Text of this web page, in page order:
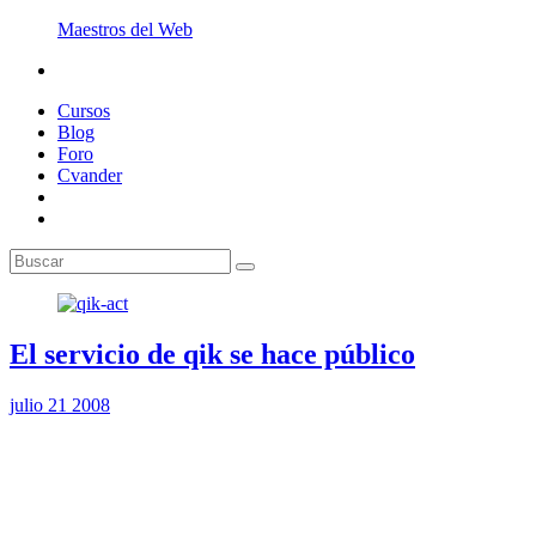
Maestros del Web
Cursos
Blog
Foro
Cvander
El servicio de qik se hace público
julio 21 2008